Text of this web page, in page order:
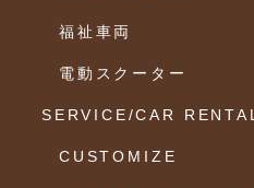
福祉車両
電動スクーター
SERVICE/CAR RENTAL
CUSTOMIZE